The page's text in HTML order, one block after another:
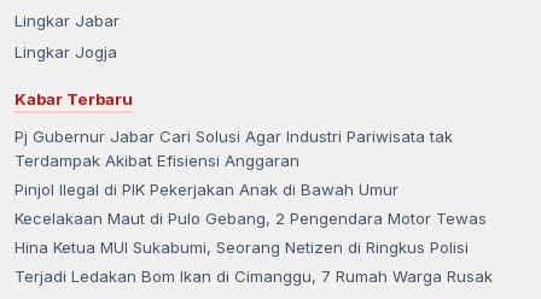
Lingkar Jabar
Lingkar Jogja
Kabar Terbaru
Pj Gubernur Jabar Cari Solusi Agar Industri Pariwisata tak
Terdampak Akibat Efisiensi Anggaran
Pinjol Ilegal di PIK Pekerjakan Anak di Bawah Umur
Kecelakaan Maut di Pulo Gebang, 2 Pengendara Motor Tewas
Hina Ketua MUI Sukabumi, Seorang Netizen di Ringkus Polisi
Terjadi Ledakan Bom Ikan di Cimanggu, 7 Rumah Warga Rusak